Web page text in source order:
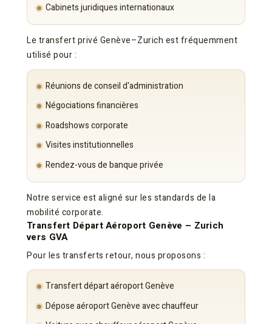
Cabinets juridiques internationaux
Le transfert privé Genève–Zurich est fréquemment
utilisé pour :
Réunions de conseil d'administration
Négociations financières
Roadshows corporate
Visites institutionnelles
Rendez-vous de banque privée
Notre service est aligné sur les standards de la
mobilité corporate.
Transfert Départ Aéroport Genève – Zurich
vers GVA
Pour les transferts retour, nous proposons :
Transfert départ aéroport Genève
Dépose aéroport Genève avec chauffeur